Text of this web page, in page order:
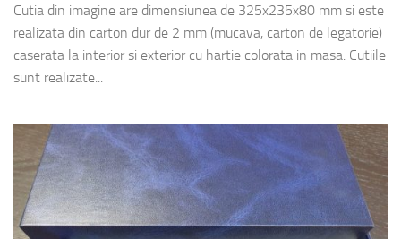
Cutia din imagine are dimensiunea de 325x235x80 mm si este
realizata din carton dur de 2 mm (mucava, carton de legatorie)
caserata la interior si exterior cu hartie colorata in masa. Cutiile
sunt realizate...